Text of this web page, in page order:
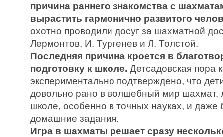
причина раннего знакомства с
вырастить гармонично развитого
охотно проводили досуг за шахматной
Лермонтов, И. Тургенев и Л. Толстой.
Последняя причина кроется в
подготовку к школе. Детсадовская пора
экспериментально подтверждено, что
довольно рано в волшебный мир шахмат,
школе, особенно в точных науках, и даже
домашние задания.
Игра в шахматы решает сразу